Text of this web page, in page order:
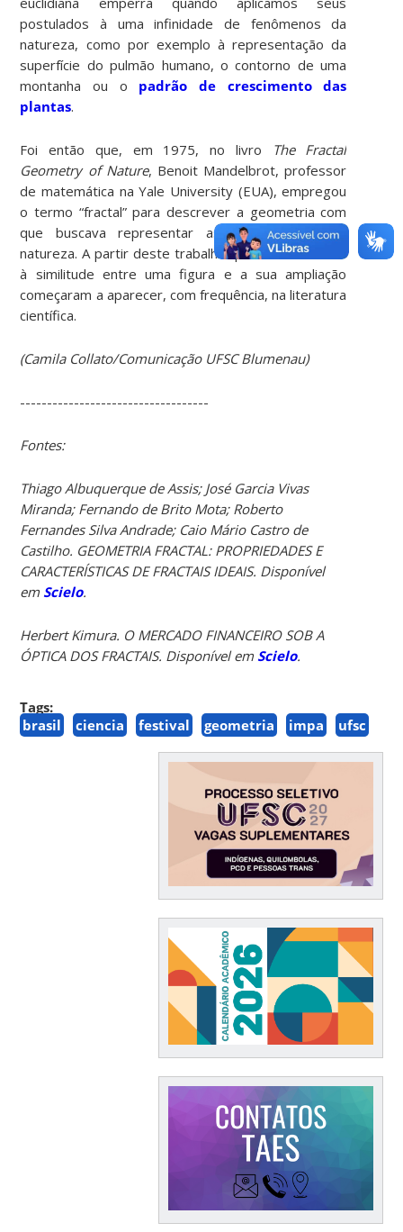
postulados à uma infinidade de fenômenos da
natureza, como por exemplo à representação da
superfície do pulmão humano, o contorno de uma
montanha ou o padrão de crescimento das
plantas.
Foi então que, em 1975, no livro
The Fractal
Geometry of Nature, Benoit Mandelbrot, professor
de matemática na Yale University (EUA), empregou
o termo “fractal” para descrever a geometria com
que buscava representar as reais formas da
natureza. A partir deste trabalho questões relativas
à similitude entre uma figura e a sua ampliação
começaram a aparecer, com frequência, na literatura
científica.
(Camila Collato/Comunicação UFSC Blumenau)
-----------------------------------
Fontes:
Thiago Albuquerque de Assis; José Garcia Vivas
Miranda; Fernando de Brito Mota; Roberto
Fernandes Silva Andrade; Caio Mário Castro de
Castilho. GEOMETRIA FRACTAL: PROPRIEDADES E
CARACTERÍSTICAS DE FRACTAIS IDEAIS. Disponível
em Scielo.
Herbert Kimura. O MERCADO FINANCEIRO SOB A
ÓPTICA DOS FRACTAIS. Disponível em Scielo.
Tags:
brasil
ciencia festival geometria impa ufsc